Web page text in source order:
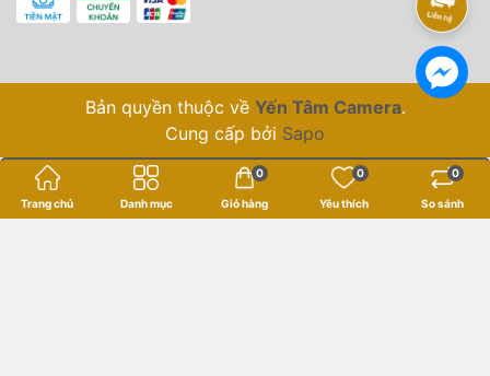
Bản quyền thuộc về Yến Tâm Camera.
Cung cấp bởi Sapo
Trang chủ Danh mục Giỏ hàng
0
Yêu thích
0
So sánh
0